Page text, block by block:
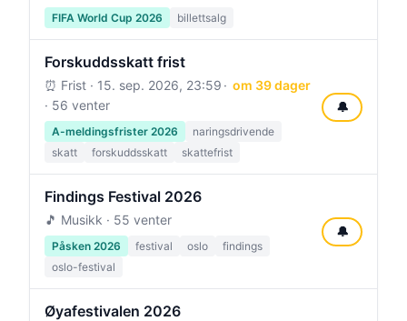
FIFA World Cup 2026 billettsalg
Forskuddsskatt frist
⏰ Frist · 15. sep. 2026, 23:59
om 39 dager
· 56 venter
A-meldingsfrister 2026
naringsdrivende
skatt
forskuddsskatt skattefrist
🔔
Findings Festival 2026
🎵 Musikk · 55 venter
Påsken 2026 festival oslo
findings
oslo-festival
🔔
Øyafestivalen 2026